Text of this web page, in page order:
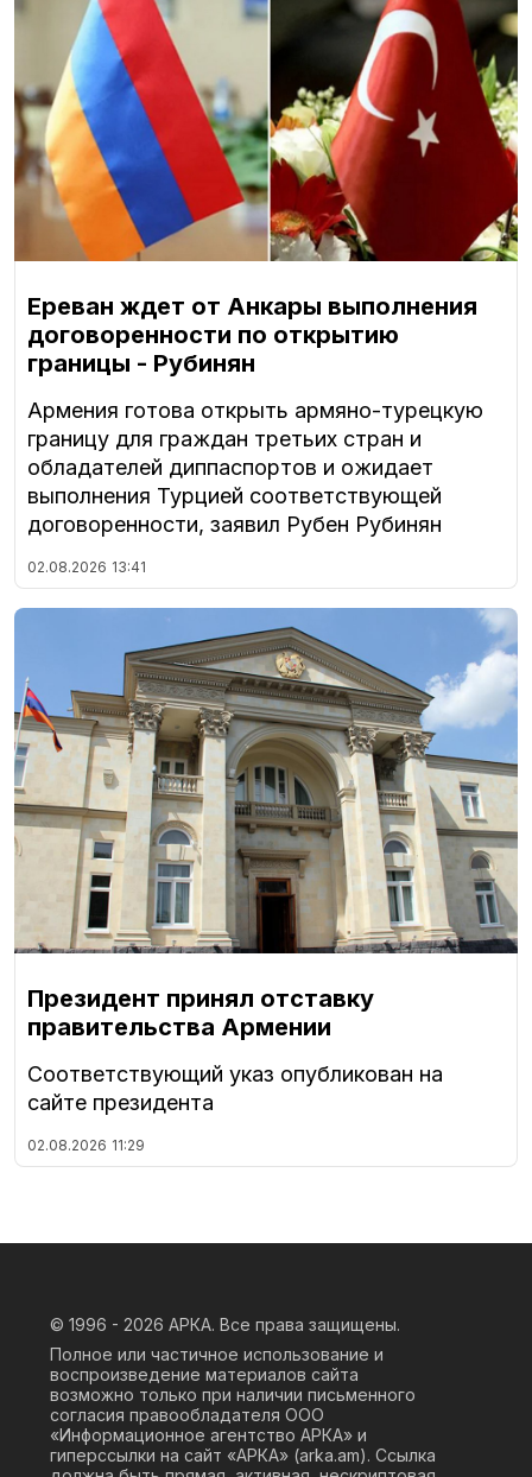
Ереван ждет от Анкары выполнения
договоренности по открытию
границы - Рубинян
Армения готова открыть армяно-турецкую
границу для граждан третьих стран и
обладателей диппаспортов и ожидает
выполнения Турцией соответствующей
договоренности, заявил Рубен Рубинян
02.08.2026 13:41
Президент принял отставку
правительства Армении
Соответствующий указ опубликован на
сайте президента
02.08.2026 11:29
© 1996 - 2026 АРКА. Все права защищены.
Полное или частичное использование и
воспроизведение материалов сайта
возможно только при наличии письменного
согласия правообладателя ООО
«Информационное агентство АРКА» и
гиперссылки на сайт «АРКА» (arka.am). Ссылка